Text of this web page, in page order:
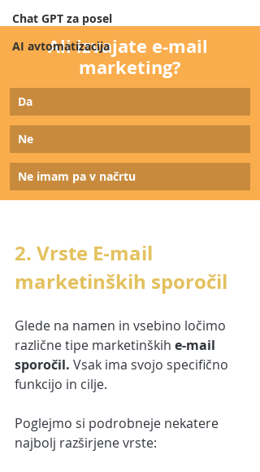
Chat GPT za posel
AI avtomatizacija
Ali izvajate e-mail
marketing?
Da
Ne
Ne imam pa v načrtu
2. Vrste E-mail
marketinških sporočil
Glede na namen in vsebino ločimo
različne tipe marketinških e-mail
sporočil. Vsak ima svojo specifično
funkcijo in cilje.
Poglejmo si podrobneje nekatere
najbolj razširjene vrste: